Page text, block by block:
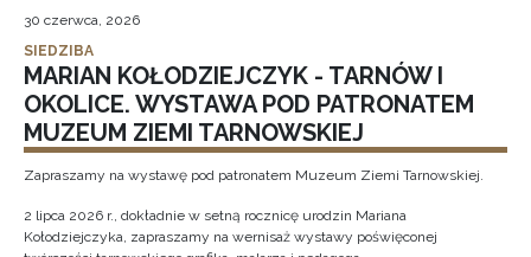
30 czerwca, 2026
SIEDZIBA
MARIAN KOŁODZIEJCZYK - TARNÓW I
OKOLICE. WYSTAWA POD PATRONATEM
MUZEUM ZIEMI TARNOWSKIEJ
Zapraszamy na wystawę pod patronatem Muzeum Ziemi Tarnowskiej.
2 lipca 2026 r., dokładnie w setną rocznicę urodzin Mariana
Kołodziejczyka, zapraszamy na wernisaż wystawy poświęconej